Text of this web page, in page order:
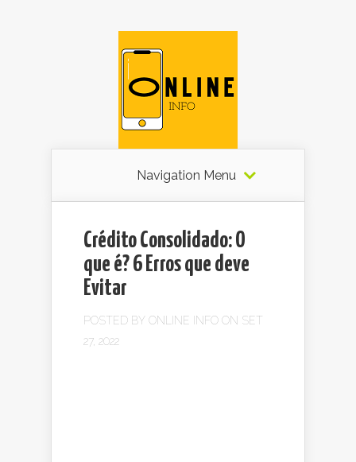
Navigation Menu
Crédito Consolidado: O
que é? 6 Erros que deve
Evitar
POSTED BY ONLINE INFO ON SET
27, 2022